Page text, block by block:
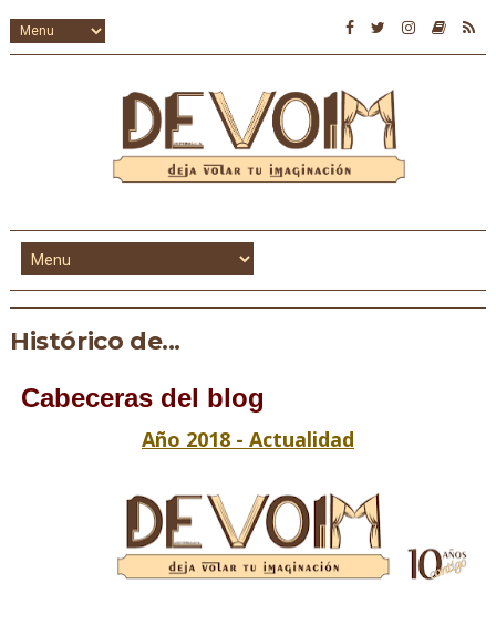
Histórico de...
Cabeceras del blog
Año 2018 - Actualidad